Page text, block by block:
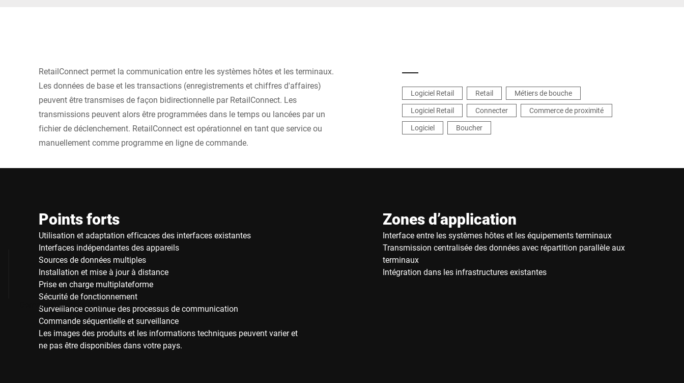
RetailConnect permet la communication entre les systèmes hôtes et les terminaux.
Les données de base et les transactions (enregistrements et chiffres d'affaires)
peuvent être transmises de façon bidirectionnelle par RetailConnect. Les
transmissions peuvent alors être programmées dans le temps ou lancées par un
fichier de déclenchement. RetailConnect est opérationnel en tant que service ou
manuellement comme programme en ligne de commande.
Logiciel Retail Retail
Métiers de bouche
Logiciel Retail
Connecter
Commerce de proximité
Logiciel
Boucher
Demande de devis et contact
Points forts
Utilisation et adaptation efficaces des interfaces existantes
Interfaces indépendantes des appareils
Sources de données multiples
Installation et mise à jour à distance
Prise en charge multiplateforme
Sécurité de fonctionnement
Surveillance continue des processus de communication
Commande séquentielle et surveillance
Les images des produits et les informations techniques peuvent varier et
ne pas être disponibles dans votre pays.
Zones d’application
Interface entre les systèmes hôtes et les équipements terminaux
Transmission centralisée des données avec répartition parallèle aux
terminaux
Intégration dans les infrastructures existantes